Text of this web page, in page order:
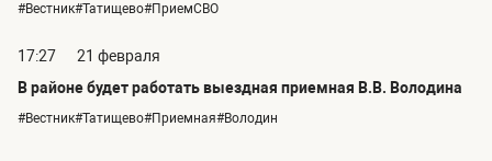
#Вестник#Татищево#ПриемСВО
17:27
21 февраля
В районе будет работать выездная приемная В.В. Володина
#Вестник#Татищево#Приемная#Володин